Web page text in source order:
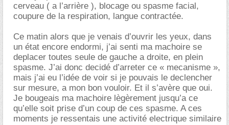
cerveau ( a l’arrière ), blocage ou spasme facial,
coupure de la respiration, langue contractée.
Ce matin alors que je venais d’ouvrir les yeux, dans
un état encore endormi, j’ai senti ma machoire se
deplacer toutes seule de gauche a droite, en plein
spasme. J’ai donc decidé d’arreter ce « mecanisme »,
mais j’ai eu l’idée de voir si je pouvais le declencher
sur mesure, a mon bon vouloir. Et il s’avère que oui.
Je bougeais ma machoire lègèrement jusqu’a ce
qu’elle soit prise d’un coup de ces spasme. A ces
moments je ressentais une activité electrique similaire